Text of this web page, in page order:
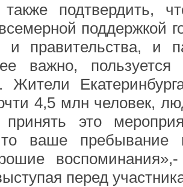
подтвердить,
поддержкой
и правительства, и
важно, пользуется
Жители
4,5 млн человек,
это
ваше пребывание
перед